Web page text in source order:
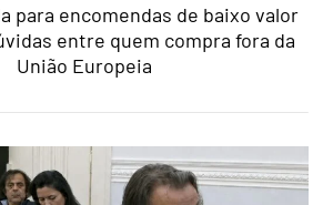
para encomendas de baixo valor
entre quem compra fora da
União Europeia